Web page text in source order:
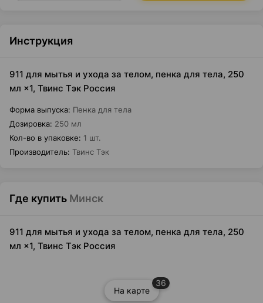
Инструкция
911 для мытья и ухода за телом, пенка для тела, 250
мл ×1, Твинс Тэк Россия
Форма выпуска: Пенка для тела
Дозировка: 250 мл
Кол-во в упаковке: 1 шт.
Производитель: Твинс Тэк
Где купить Минск
911 для мытья и ухода за телом, пенка для тела, 250
мл ×1, Твинс Тэк Россия
На карте
36